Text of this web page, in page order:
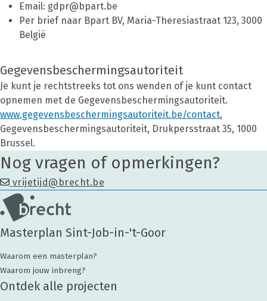
Email: gdpr@bpart.be
Per brief naar Bpart BV, Maria-Theresiastraat 123, 3000
België
Gegevensbeschermingsautoriteit
Je kunt je rechtstreeks tot ons wenden of je kunt contact
opnemen met de Gegevensbeschermingsautoriteit.
www.gegevensbeschermingsautoriteit.be/contact,
Gegevensbeschermingsautoriteit, Drukpersstraat 35, 1000
Brussel.
Nog vragen of opmerkingen?
vrijetijd@brecht.be
Masterplan Sint-Job-in-'t-Goor
Waarom een masterplan?
Waarom jouw inbreng?
Ontdek alle projecten